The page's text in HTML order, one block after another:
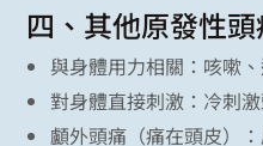
四、其他原發性頭
與身體用力相關：咳嗽
對身體直接刺激：冷刺
顱外頭痛（痛在頭皮）